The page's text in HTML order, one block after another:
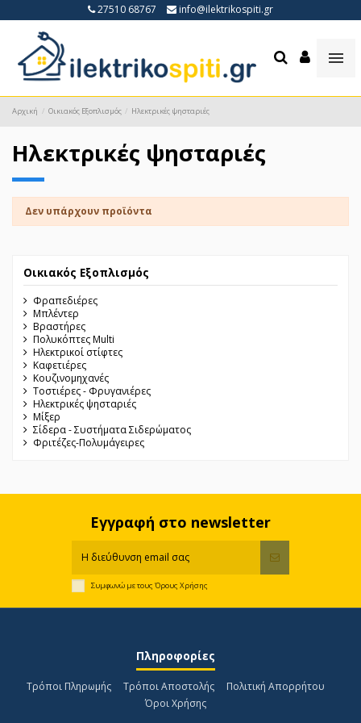
27510 68767 info@ilektrikospiti.gr
Αρχική Οικιακός Εξοπλισμός Ηλεκτρικές ψησταριές
Ηλεκτρικές ψησταριές
Δεν υπάρχουν προϊόντα
Οικιακός Εξοπλισμός
Φραπεδιέρες
Μπλέντερ
Βραστήρες
Πολυκόπτες Multi
Ηλεκτρικοί στίφτες
Καφετιέρες
Κουζινομηχανές
Τοστιέρες - Φρυγανιέρες
Ηλεκτρικές ψησταριές
Μίξερ
Σίδερα - Συστήματα Σιδερώματος
Φριτέζες-Πολυμάγειρες
Εγγραφή στο newsletter
Συμφωνώ με τους Όρους Χρήσης
Πληροφορίες
Τρόποι Πληρωμής Τρόποι Αποστολής
Πολιτική Απορρήτου
Όροι Χρήσης